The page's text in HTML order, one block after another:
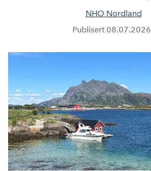
NHO Nordland
Publisert 08.07.2026